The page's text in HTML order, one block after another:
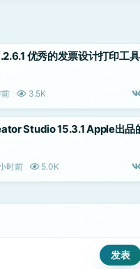
优秀的发票设计打印工具
前 3.5K
Studio 15.3.1 Apple出品
时前 5.0K